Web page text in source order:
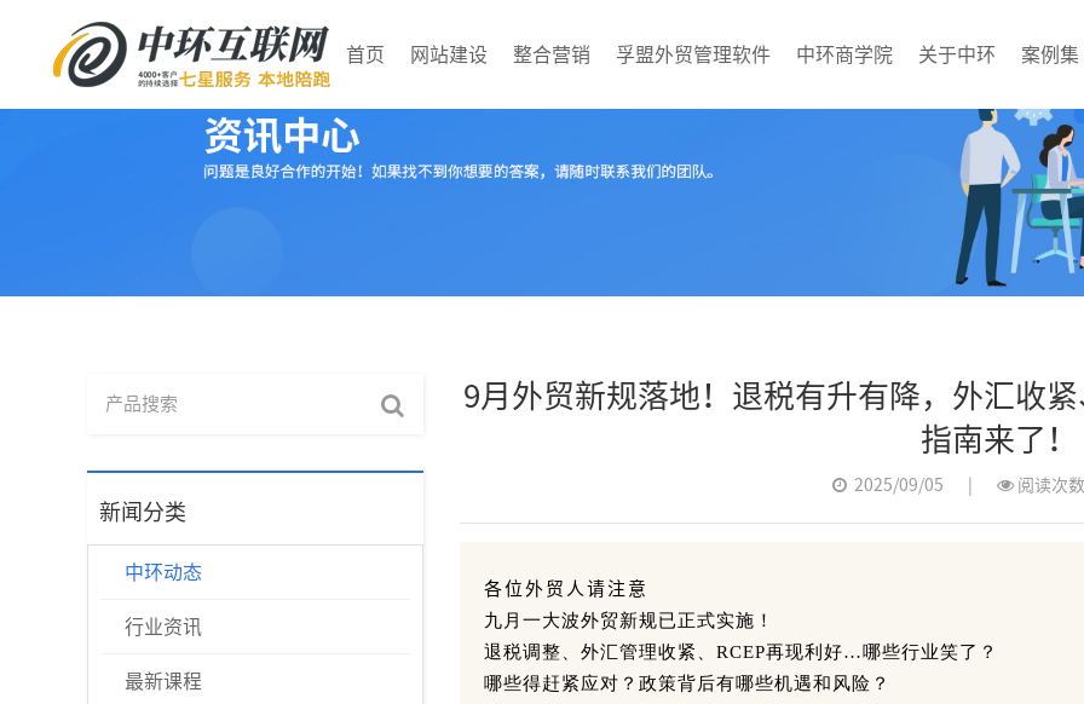
首页 网站建设 整合营销 孚盟外贸管理软件 中环商学院 关于中环 案例集
新闻分类
中环动态
行业资讯
最新课程
9月外贸新规落地！退税有升有降，外汇收
指南来了！
2025/09/05 阅读次
各位外贸人请注意
九月一大波外贸新规已正式实施！
退税调整、外汇管理收紧、RCEP再现利好…哪些行业笑了？
哪些得赶紧应对？ 政策背后有哪些机遇和风险？